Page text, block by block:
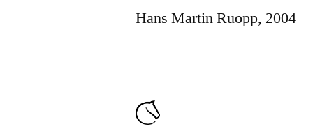
Hans Martin Ruopp, 2004